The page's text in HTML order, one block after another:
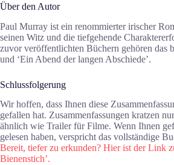
Über den Autor
Paul Murray ist ein renommierter irischer
seinen Witz und die tiefgehende
zuvor veröffentlichten Büchern gehören das
und ‘Ein Abend der langen Abschiede’.
Schlussfolgerung
Wir hoffen, dass Ihnen diese
gefallen hat. Zusammenfassungen kratzen
ähnlich wie Trailer für Filme. Wenn Ihnen
gelesen haben, verspricht das vollständige
Bereit, tiefer zu erkunden? Hier ist der Link
Bienenstich’.